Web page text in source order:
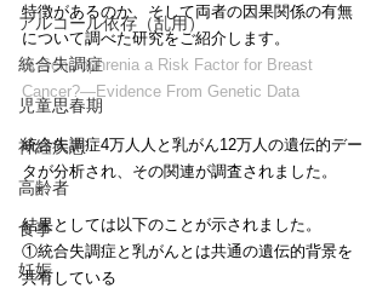
アルコール依存（乱用）
統合失調症
児童思春期
神経疾患
高齢者
食事
妊娠
特徴があるのか、そして両者の因果関係の有無
について調べた研究をご紹介します。
Is Schizophrenia a Risk Factor for Breast
Cancer?—Evidence From Genetic Data
統合失調症4万人人と乳がん12万人の遺伝的デー
タが分析され、その関連が調査されました。
結果としては以下のことが示されました。
①統合失調症と乳がんとは共通の遺伝的背景を
共有している